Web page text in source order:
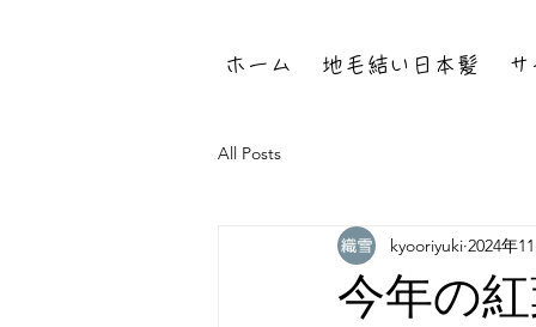
ホーム 地毛結い日本髪
All Posts
今年の
kyooriyuki 2024年